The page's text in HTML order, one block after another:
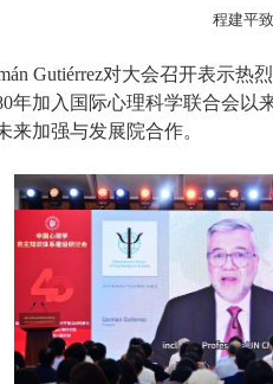
程建平
Gutiérrez对大会召开表示热
年加入国际心理科学联合会以
来加强与发展院合作。